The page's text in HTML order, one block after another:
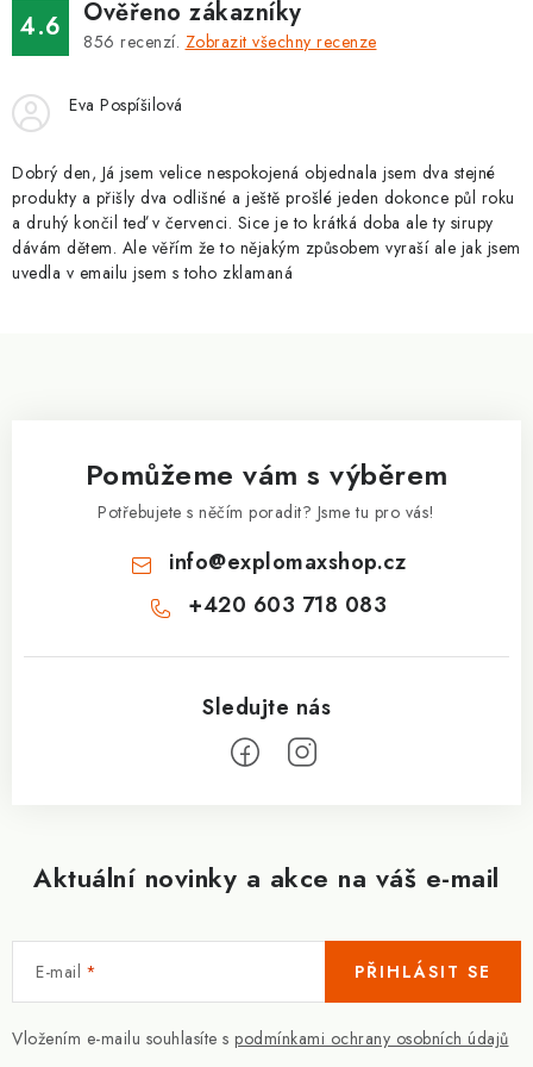
v
v
ý
p
i
s
u
á
n
4.6 Ověřeno zákazníky
856 recenzí. Zobrazit všechny recenze
Eva Pospíšilová
Dobrý den, Já jsem velice nespokojená objednala jsem dva stejné
produkty a přišly dva odlišné a ještě prošlé jeden dokonce půl roku
a druhý končil teď v červenci. Sice je to krátká doba ale ty sirupy
dávám dětem. Ale věřím že to nějakým způsobem vyraší ale jak jsem
uvedla v emailu jsem s toho zklamaná
Aktuální novinky a akce na váš e-mail
E-mail
Vložením e-mailu souhlasíte s podmínkami ochrany osobních údajů
PŘIHLÁSIT SE
Pomůžeme vám s výběrem
Potřebujete s něčím poradit? Jsme tu pro vás!
info@explomaxshop.cz
+420 603 718 083